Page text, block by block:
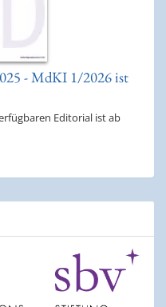
- MdKI 1/2026 ist
Editorial ist ab